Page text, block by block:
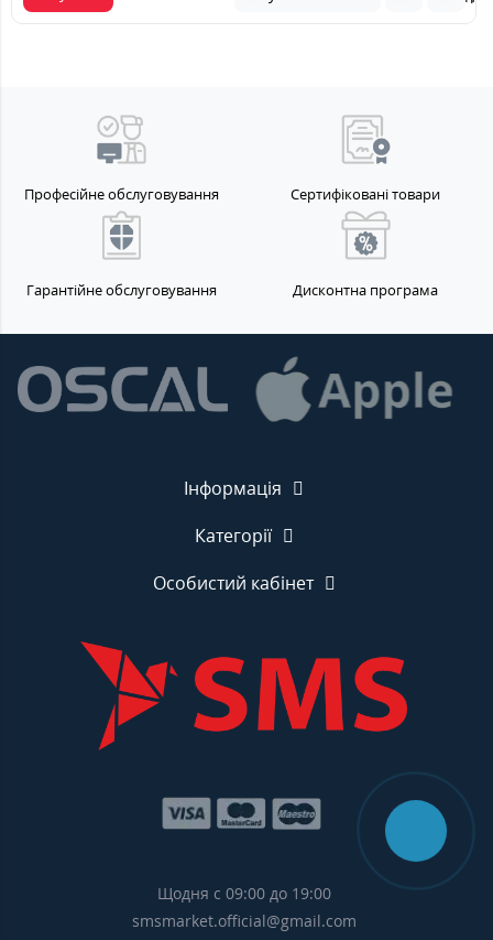
Професійне обслуговування Сертифіковані товари
Гарантійне обслуговування Дисконтна програма
Інформація
Категорії
Особистий кабінет
Щодня с 09:00 до 19:00
smsmarket.official@gmail.com